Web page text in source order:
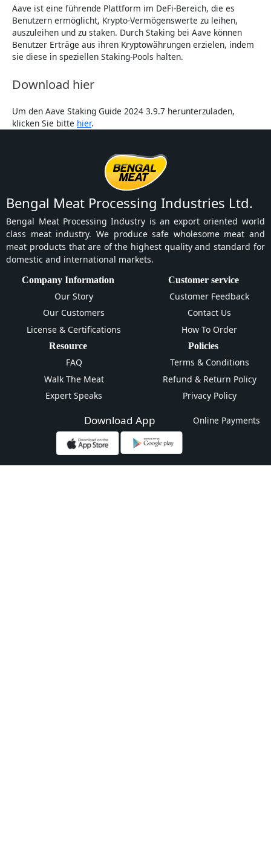
Aave ist eine führende Plattform im DeFi-Bereich, die es
Benutzern ermöglicht, Krypto-Vermögenswerte zu leihen,
auszuleihen und zu staken. Durch Staking bei Aave können
Benutzer Erträge aus ihren Kryptowährungen erzielen, indem
sie diese in speziellen Staking-Pools halten.
Download hier
Um den Aave Staking Guide 2024 3.9.7 herunterzuladen,
klicken Sie bitte hier.
Bengal Meat Processing Industries Ltd.
Bengal Meat Processing Industry is an export oriented world
class meat industry. We produce safe wholesome meat and
meat products that are of the highest quality and standard for
domestic and international markets.
Company Information
Our Story
Our Customers
License & Certifications
Customer service
Customer Feedback
Contact Us
How To Order
Resource
FAQ
Walk The Meat
Expert Speaks
Policies
Terms & Conditions
Refund & Return Policy
Privacy Policy
Download App Online Payments